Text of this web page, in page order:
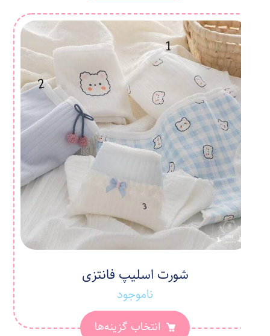
شورت اسلیپ فانتزی
ناموجود
انتخاب گزینه‌ها